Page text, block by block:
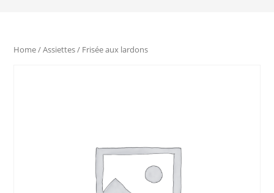
Home/Assiettes/ Frisée aux lardons